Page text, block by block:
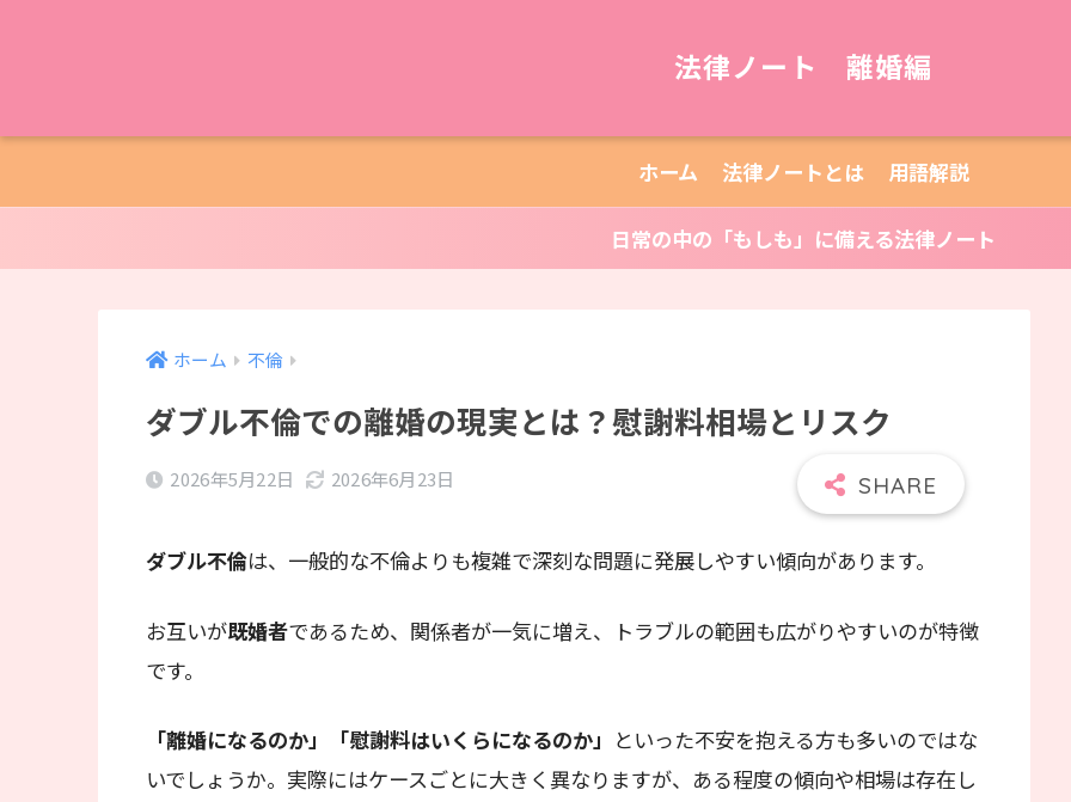
法律ノート 離婚編
ホーム 法律ノートとは 用語解説
日常の中の「もしも」に備える法律ノート
ホーム 不倫
ダブル不倫での離婚の現実とは？慰謝料相場とリスク
2026年5月22日 2026年6月23日
ダブル不倫は、一般的な不倫よりも複雑で深刻な問題に発展しやすい傾向があります。
お互いが既婚者であるため、関係者が一気に増え、トラブルの範囲も広がりやすいのが特徴
です。
「離婚になるのか」「慰謝料はいくらになるのか」 といった不安を抱える方も多いのではな
いでしょうか。実際にはケースごとに大きく異なりますが、ある程度の傾向や相場は存在し